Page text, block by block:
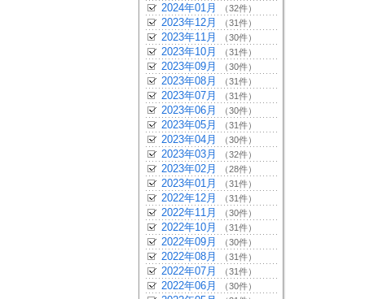
2024年01月 （32件）
2023年12月 （31件）
2023年11月 （30件）
2023年10月 （31件）
2023年09月 （30件）
2023年08月 （31件）
2023年07月 （31件）
2023年06月 （30件）
2023年05月 （31件）
2023年04月 （30件）
2023年03月 （32件）
2023年02月 （28件）
2023年01月 （31件）
2022年12月 （31件）
2022年11月 （30件）
2022年10月 （31件）
2022年09月 （30件）
2022年08月 （31件）
2022年07月 （31件）
2022年06月 （30件）